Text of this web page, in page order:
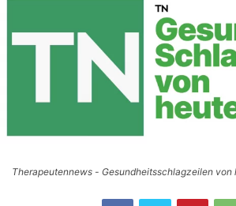
Therapeutennews - Gesundheitsschlagzeilen von